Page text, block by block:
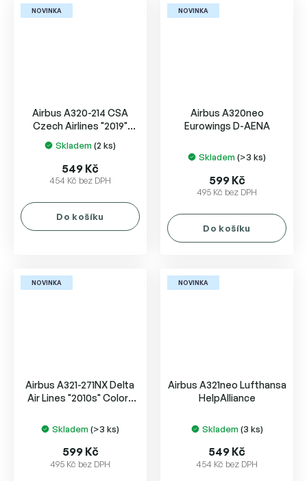
NOVINKA
Airbus A320-214 CSA
Czech Airlines "2019"
Colors w. "100 Years"
stickerOK-IOO
Průměrné
hodnocení
produktu
5,0
z
Skladem (2 ks)
454 Kč bez DPH
549 Kč
Do košíku
NOVINKA
Airbus A320neo
Eurowings D-AENA
Skladem (>3 ks)
495 Kč bez DPH
599 Kč
Do košíku
NOVINKA
Airbus A321-271NX Delta
Air Lines "2010s" Colors
Skladem (>3 ks)
495 Kč bez DPH
599 Kč
NOVINKA
Airbus A321neo Lufthansa
HelpAlliance
Skladem (3 ks)
454 Kč bez DPH
549 Kč